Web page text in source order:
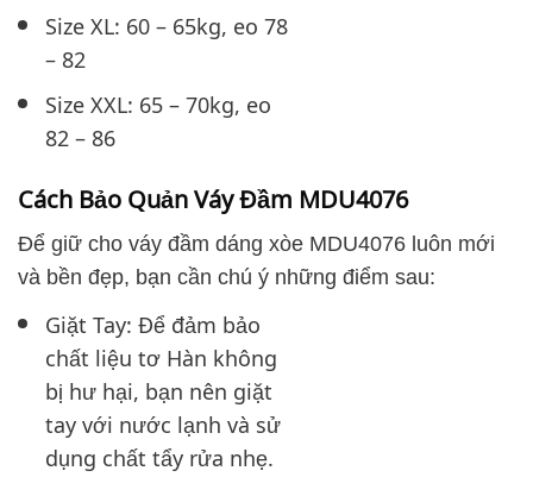
Size XL: 60 – 65kg, eo 78
– 82
Size XXL: 65 – 70kg, eo
82 – 86
Cách Bảo Quản Váy Đầm MDU4076
Để giữ cho váy đầm dáng xòe MDU4076 luôn mới
và bền đẹp, bạn cần chú ý những điểm sau:
Giặt Tay: Để đảm bảo
chất liệu tơ Hàn không
bị hư hại, bạn nên giặt
tay với nước lạnh và sử
dụng chất tẩy rửa nhẹ.